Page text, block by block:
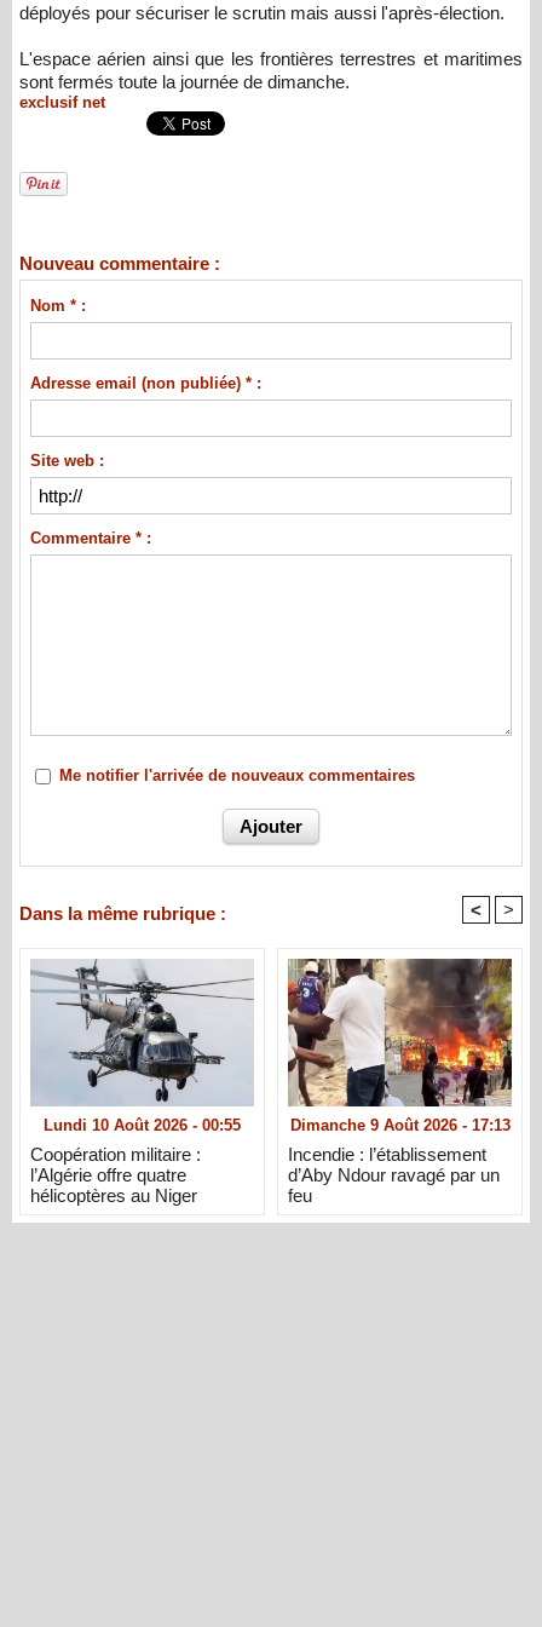
déployés pour sécuriser le scrutin mais aussi l'après-élection.
L'espace aérien ainsi que les frontières terrestres et maritimes
sont fermés toute la journée de dimanche.
exclusif net
Nouveau commentaire :
Nom * :
Adresse email (non publiée) * :
Site web :
Commentaire * :
Me notifier l'arrivée de nouveaux commentaires
Dans la même rubrique : < >
Lundi 10 Août 2026 - 00:55
Coopération militaire :
l’Algérie offre quatre
hélicoptères au Niger
Dimanche 9 Août 2026 - 17:13
Incendie : l’établissement
d’Aby Ndour ravagé par un
feu